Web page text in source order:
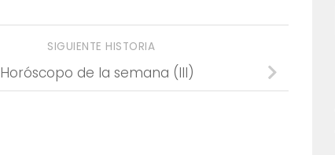
SIGUIENTE HISTORIA
Horóscopo de la semana (III)